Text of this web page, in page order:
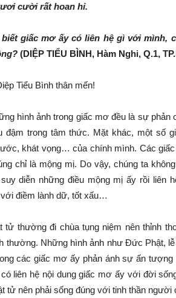
cười rất hoan hỉ.
giấc mơ ấy có liên hệ gì với mình,
(DIỆP TIỂU BÌNH, Hàm Nghi, Q.1,
Tiểu Bình thân mến!
hình ảnh trong giấc mơ đều là sự
đậm trong tâm thức. Mặt khác, một số
khát vọng… của chính mình. Các
chỉ là mộng mị. Do vậy, chúng ta
suy diễn những điều mộng mị ấy rồi
điềm lành dữ, tốt xấu…
tử thường đi chùa tụng niệm nên thỉnh
thường. Những hình ảnh như Đức Phật,
các giấc mơ ấy phản ánh sự ấn
liên hệ nội dung giấc mơ ấy với đời
tử nên phải sống đúng với tinh thần người